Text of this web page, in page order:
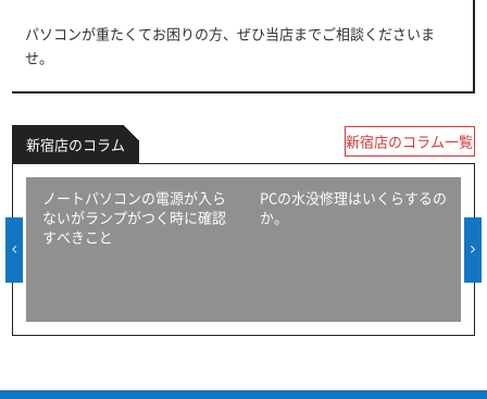
パソコンが重たくてお困りの方、ぜひ当店までご相談くださいま
せ。
新宿店のコラム 新宿店のコラム一覧
ノートパソコンの電源が入ら
ないがランプがつく時に確認
すべきこと
PCの水没修理はいくらするの
か。